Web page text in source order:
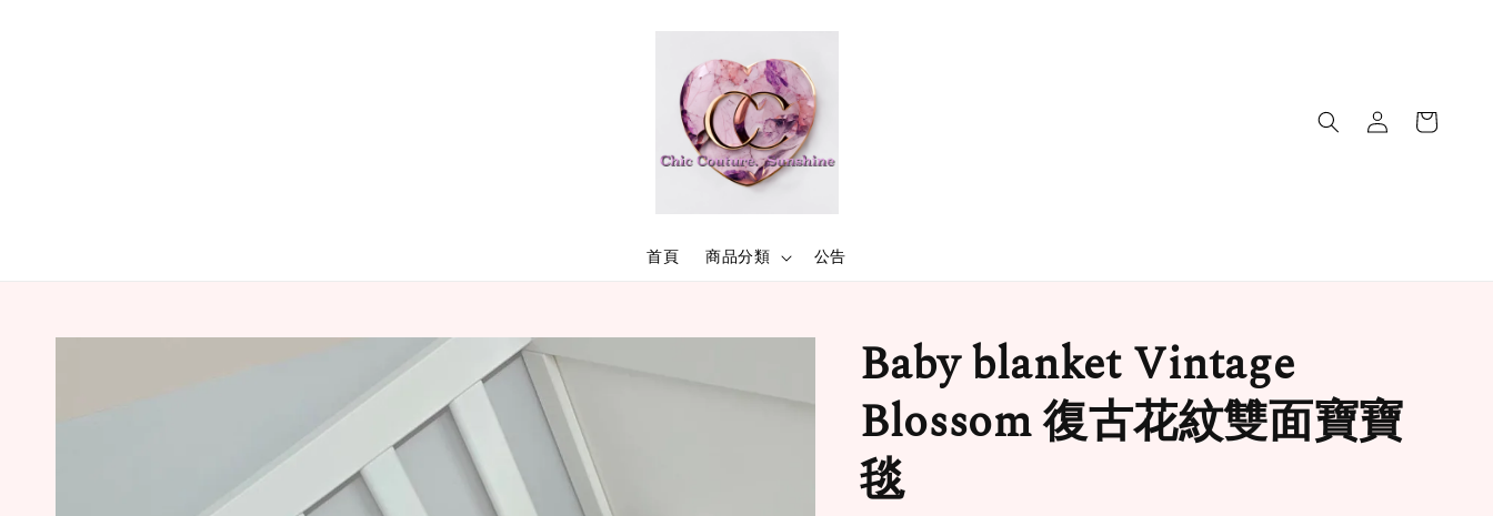
首頁 商品分類 公告
Baby blanket Vintage
Blossom 復古花紋雙面寶寶
毯